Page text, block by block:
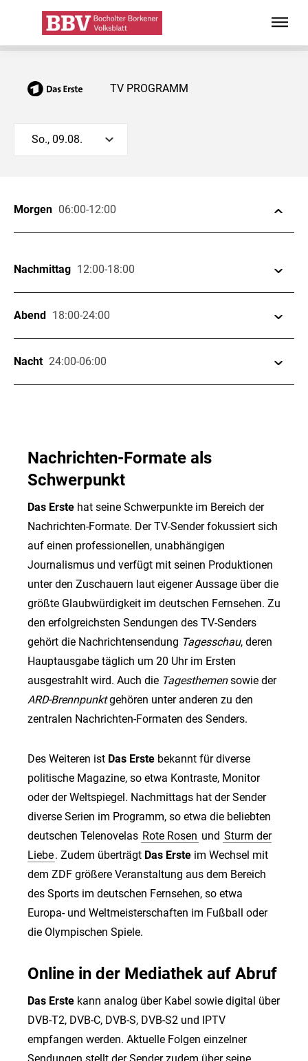
TV PROGRAMM
So., 09.08.
Morgen 06:00-12:00
Nachmittag 12:00-18:00
Abend 18:00-24:00
20:15 Ein Taxi für zwei
FERNSEHFILM •16.01.2026• 20:15 - 21:45 UHR
Nacht 24:00-06:00
Nachrichten-Formate als
Schwerpunkt
Das Erste hat seine Schwerpunkte im Bereich der
Nachrichten-Formate. Der TV-Sender fokussiert sich
auf einen professionellen, unabhängigen
Journalismus und verfügt mit seinen Produktionen
unter den Zuschauern laut eigener Aussage über die
größte Glaubwürdigkeit im deutschen Fernsehen. Zu
den erfolgreichsten Sendungen des TV-Senders
gehört die Nachrichtensendung Tagesschau, deren
Hauptausgabe täglich um 20 Uhr im Ersten
ausgestrahlt wird. Auch die Tagesthemensowie der
ARD-Brennpunktgehören unter anderen zu den
zentralen Nachrichten-Formaten des Senders.
Des Weiteren ist Das Erste bekannt für diverse
politische Magazine, so etwa Kontraste, Monitor
oder der Weltspiegel. Nachmittags hat der Sender
diverse Serien im Programm, so etwa die beliebten
deutschen Telenovelas Rote Rosen und Sturm der
Liebe. Zudem überträgt Das Erste im Wechsel mit
dem ZDF größere Veranstaltung aus dem Bereich
des Sports im deutschen Fernsehen, so etwa
Europa- und Weltmeisterschaften im Fußball oder
die Olympischen Spiele.
Online in der Mediathek auf Abruf
Das Erste kann analog über Kabel sowie digital über
DVB-T2, DVB-C, DVB-S, DVB-S2 und IPTV
empfangen werden. Aktuelle Folgen einzelner